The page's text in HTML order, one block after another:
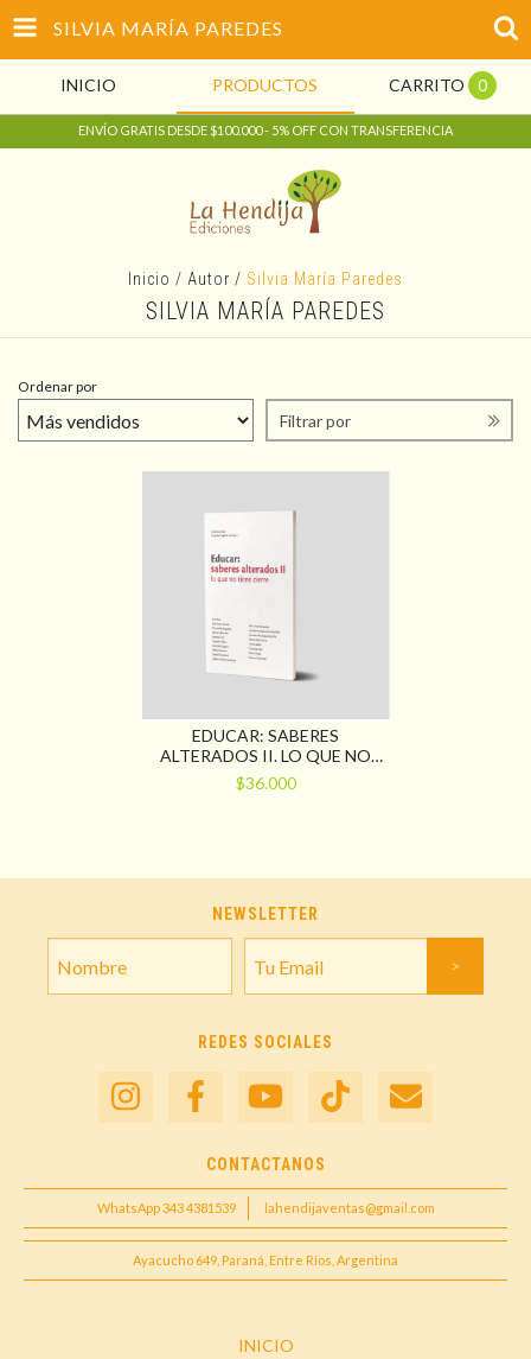
SILVIA MARÍA PAREDES
INICIO PRODUCTOS CARRITO 0
ENVÍO GRATIS DESDE $100.000 - 5% OFF CON TRANSFERENCIA
Inicio / Autor / Silvia María Paredes
SILVIA MARÍA PAREDES
Ordenar por
Filtrar por
EDUCAR: SABERES
ALTERADOS II. LO QUE NO
TIENE CIERRE
$36.000
NEWSLETTER
REDES SOCIALES
CONTACTANOS
WhatsApp 343 4381539 lahendijaventas@gmail.com
Ayacucho 649, Paraná, Entre Ríos, Argentina
INICIO